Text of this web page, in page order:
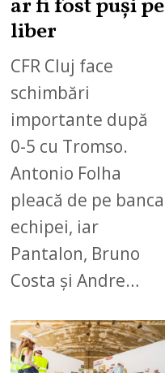
ar fi fost puși pe
liber
CFR Cluj face
schimbări
importante după
0-5 cu Tromso.
Antonio Folha
pleacă de pe banca
echipei, iar
Pantalon, Bruno
Costa și Andre…